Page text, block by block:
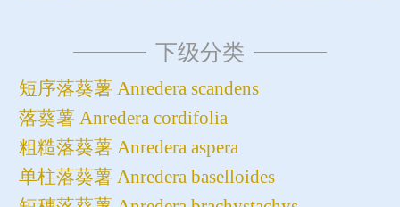
下级分类
短序落葵薯 Anredera scandens
落葵薯 Anredera cordifolia
粗糙落葵薯 Anredera aspera
单柱落葵薯 Anredera baselloides